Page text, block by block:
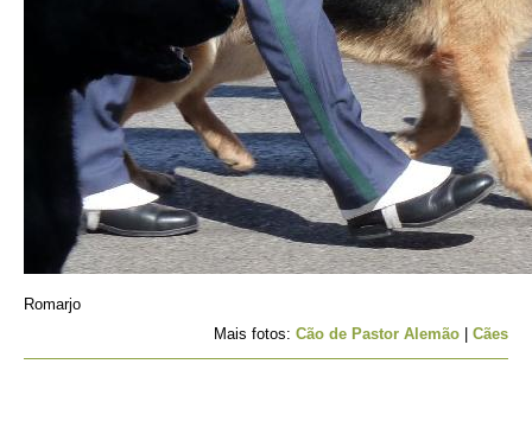
Romarjo
Mais fotos: Cão de Pastor Alemão Cães